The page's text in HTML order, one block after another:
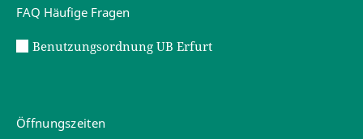
FAQ Häufige Fragen
Benutzungsordnung UB Erfurt
Öffnungszeiten